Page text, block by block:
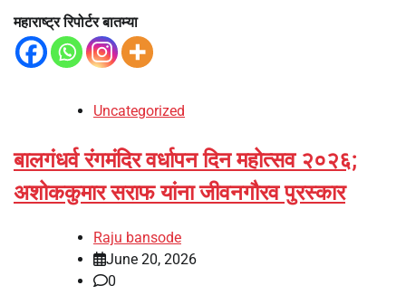
महाराष्ट्र रिपोर्टर बातम्या
Uncategorized
बालगंधर्व रंगमंदिर वर्धापन दिन महोत्सव २०२६;
अशोककुमार सराफ यांना जीवनगौरव पुरस्कार
Raju bansode
June 20, 2026
0